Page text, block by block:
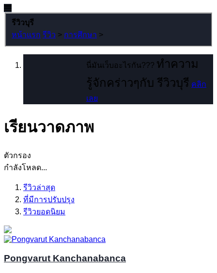
รีวิวบุรี
หน้าแรก รีวิว > การศึกษา >
นี่มันเว็บอะไรกัน??? ทำความ
รู้จักคร่าวๆกับ รีวิวบุรี คลิก
เลย
เรียนวาดภาพ
ตัวกรอง
กำลังโหลด...
รีวิวล่าสุด
ที่มีการปรับปรุง
รีวิวยอดนิยม
Pongvarut Kanchanabanca